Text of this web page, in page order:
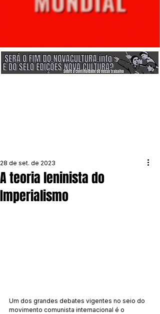
A teoria leninista do
Imperialismo
28 de set. de 2023
Um dos grandes debates vigentes no seio do
movimento comunista internacional é o